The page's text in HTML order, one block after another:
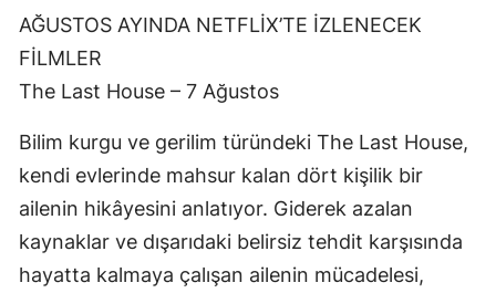
AĞUSTOS AYINDA NETFLİX’TE İZLENECEK
FİLMLER
The Last House – 7 Ağustos
Bilim kurgu ve gerilim türündeki The Last House,
kendi evlerinde mahsur kalan dört kişilik bir
ailenin hikâyesini anlatıyor. Giderek azalan
kaynaklar ve dışarıdaki belirsiz tehdit karşısında
hayatta kalmaya çalışan ailenin mücadelesi,